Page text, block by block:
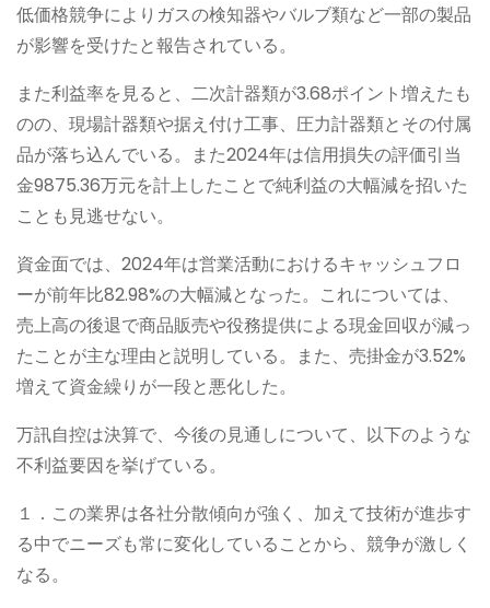
低価格競争によりガスの検知器やバルブ類など一部の製品
が影響を受けたと報告されている。
また利益率を見ると、二次計器類が3.68ポイント増えたも
のの、現場計器類や据え付け工事、圧力計器類とその付属
品が落ち込んでいる。また2024年は信用損失の評価引当
金9875.36万元を計上したことで純利益の大幅減を招いた
ことも見逃せない。
資金面では、2024年は営業活動におけるキャッシュフロ
ーが前年比82.98%の大幅減となった。これについては、
売上高の後退で商品販売や役務提供による現金回収が減っ
たことが主な理由と説明している。また、売掛金が3.52%
増えて資金繰りが一段と悪化した。
万訊自控は決算で、今後の見通しについて、以下のような
不利益要因を挙げている。
１．この業界は各社分散傾向が強く、加えて技術が進歩す
る中でニーズも常に変化していることから、競争が激しく
なる。